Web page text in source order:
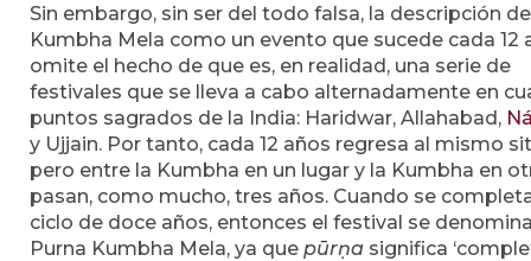
Sin embargo, sin ser del todo falsa, la descripción
Kumbha Mela como un evento que sucede cada 12
omite el hecho de que es, en realidad, una serie de
festivales que se lleva a cabo alternadamente en
puntos sagrados de la India: Haridwar, Allahabad,
y Ujjain. Por tanto, cada 12 años regresa al mismo
pero entre la Kumbha en un lugar y la Kumbha en
pasan, como mucho, tres años. Cuando se
ciclo de doce años, entonces el festival se
Purna Kumbha Mela, ya que pūrṇa significa